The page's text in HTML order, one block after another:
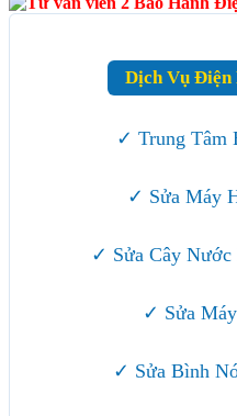
Dịch Vụ Điện
✓ Trung Tâm
✓ Sửa Máy
✓ Sửa Cây Nước
✓ Sửa
✓ Sửa Bình